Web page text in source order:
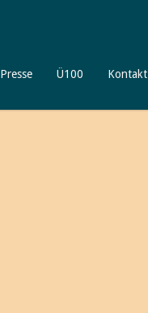
Presse Ü100 Kontakt